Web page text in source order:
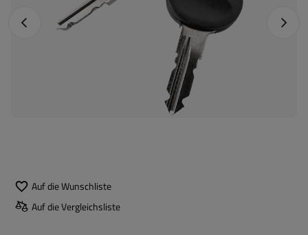
Vorheriges Foto
Auf die Wunschliste
Auf die Vergleichsliste